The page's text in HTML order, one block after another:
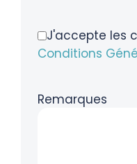
J'accepte les
Conditions
Remarques